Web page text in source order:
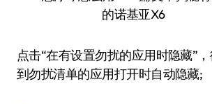
点击“在有设置勿扰的应用时隐藏”
到勿扰清单的应用打开时自动隐藏;